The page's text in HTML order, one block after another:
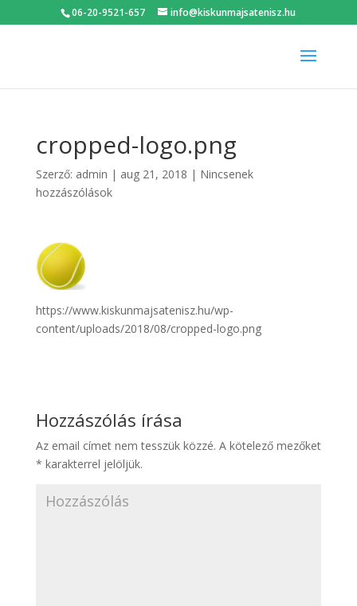
06-20-9521-657 info@kiskunmajsatenisz.hu
cropped-logo.png
Szerző: admin | aug 21, 2018 | Nincsenek
hozzászólások
https://www.kiskunmajsatenisz.hu/wp-
content/uploads/2018/08/cropped-logo.png
Hozzászólás írása
Az email címet nem tesszük közzé. A kötelező mezőket
* karakterrel jelöljük.